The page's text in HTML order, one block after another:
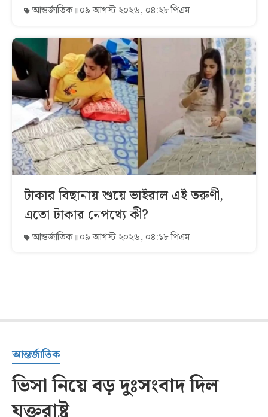
আন্তর্জাতিক ০৯ আগস্ট ২০২৬, ০৪:২৮ পিএম
টাকার বিছানায় শুয়ে ভাইরাল এই তরুণী,
এতো টাকার নেপথ্যে কী?
আন্তর্জাতিক ০৯ আগস্ট ২০২৬, ০৪:১৮ পিএম
আন্তর্জাতিক
ভিসা নিয়ে বড় দুঃসংবাদ দিল